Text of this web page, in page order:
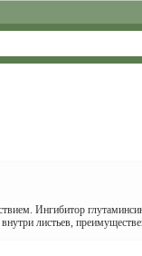
Ингибитор
листьев,